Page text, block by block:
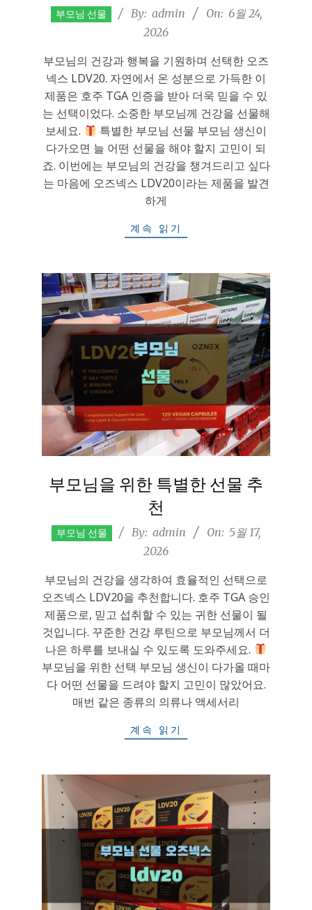
2026-
06-
부모님 선물 By: admin On: 6월 24,
2026
부모님의 건강과 행복을 기원하며 선택한 오즈
넥스 LDV20. 자연에서 온 성분으로 가득한 이
제품은 호주 TGA 인증을 받아 더욱 믿을 수 있
는 선택이었다. 소중한 부모님께 건강을 선물해
보세요.
특별한 부모님 선물 부모님 생신이
다가오면 늘 어떤 선물을 해야 할지 고민이 되
죠. 이번에는 부모님의 건강을 챙겨드리고 싶다
는 마음에 오즈넥스 LDV20이라는 제품을 발견
하게
계속 읽기
부모님을 위한 특별한 선물 추
천
2026-
05-
부모님 선물 By: admin On: 5월 17,
2026
부모님의 건강을 생각하여 효율적인 선택으로
오즈넥스 LDV20을 추천합니다. 호주 TGA 승인
제품으로, 믿고 섭취할 수 있는 귀한 선물이 될
것입니다. 꾸준한 건강 루틴으로 부모님께서 더
나은 하루를 보내실 수 있도록 도와주세요.
부모님을 위한 선택 부모님 생신이 다가올 때마
다 어떤 선물을 드려야 할지 고민이 많았어요.
매번 같은 종류의 의류나 액세서리
계속 읽기